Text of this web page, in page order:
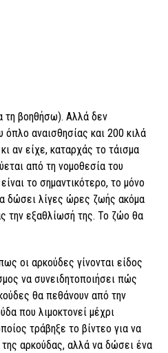
τη βοηθήσω). Αλλά δεν
αναισθησίας και 200 κιλά
αν είχε, καταρχάς το τάισμα
από τη νομοθεσία του
το σημαντικότερο, το μόνο
δώσει λίγες ώρες ζωής ακόμα
την εξαθλίωσή της. Το ζώο θα
οι αρκούδες γίνονται είδος
να συνειδητοποιήσει πώς
θα πεθάνουν από την
που λιμοκτονεί μέχρι
τράβηξε το βίντεο για να
της αρκούδας, αλλά να δώσει ένα